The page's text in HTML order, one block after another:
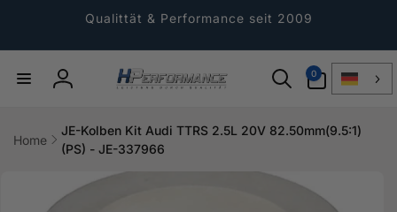
Qualittät & Performance seit 2009
Einloggen
0
Artikel
Home
JE-Kolben Kit Audi TTRS 2.5L 20V 82.50mm(9.5:1)
(PS) - JE-337966